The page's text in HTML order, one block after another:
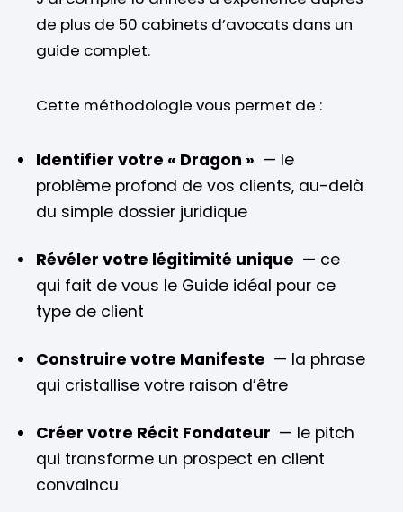
de plus de 50 cabinets d’avocats dans un
guide complet.
Cette méthodologie vous permet de :
Identifier votre « Dragon » — le
problème profond de vos clients, au-delà
du simple dossier juridique
Révéler votre légitimité unique — ce
qui fait de vous le Guide idéal pour ce
type de client
Construire votre Manifeste — la phrase
qui cristallise votre raison d’être
Créer votre Récit Fondateur — le pitch
qui transforme un prospect en client
convaincu